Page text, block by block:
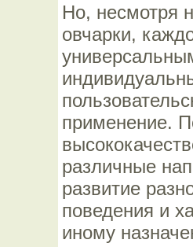
Но, несмотря
овчарки,
применение.
различные
развитие
поведения и
иному